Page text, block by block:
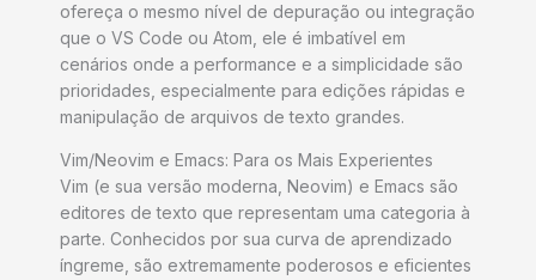
ofereça o mesmo nível de depuração ou integração
que o VS Code ou Atom, ele é imbatível em
cenários onde a performance e a simplicidade são
prioridades, especialmente para edições rápidas e
manipulação de arquivos de texto grandes.
Vim/Neovim e Emacs: Para os Mais Experientes
Vim (e sua versão moderna, Neovim) e Emacs são
editores de texto que representam uma categoria à
parte. Conhecidos por sua curva de aprendizado
íngreme, são extremamente poderosos e eficientes